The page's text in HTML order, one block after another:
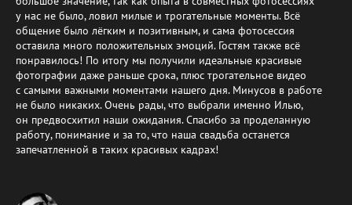
у нас не было, ловил милые и трогательные моменты. Всё
общение было лёгким и позитивным, и сама фотосессия
оставила много положительных эмоций. Гостям также всё
понравилось! По итогу мы получили идеальные красивые
фотографии даже раньше срока, плюс трогательное видео
с самыми важными моментами нашего дня. Минусов в работе
не было никаких. Очень рады, что выбрали именно Илью,
он предвосхитил наши ожидания. Спасибо за проделанную
работу, понимание и за то, что наша свадьба останется
запечатленной в таких красивых кадрах!